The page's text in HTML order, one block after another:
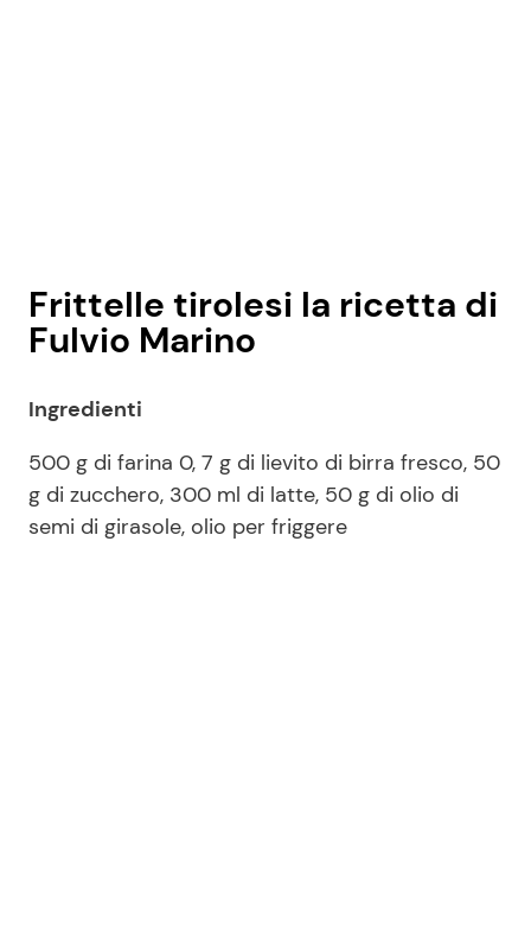
Frittelle tirolesi la ricetta di
Fulvio Marino
Ingredienti
500 g di farina 0, 7 g di lievito di birra fresco, 50
g di zucchero, 300 ml di latte, 50 g di olio di
semi di girasole, olio per friggere